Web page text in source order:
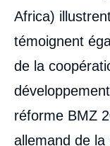
Africa)
témoignent
de la
réforme BMZ
allemand de